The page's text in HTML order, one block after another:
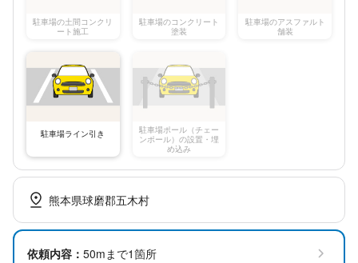
駐車場の土間コンクリ
ート施工
駐車場のコンクリート
塗装
駐車場のアスファルト
舗装
駐車場ライン引き
駐車場ポール（チェー
ンポール）の設置・埋
め込み
熊本県球磨郡五木村
依頼内容： 50mまで1箇所